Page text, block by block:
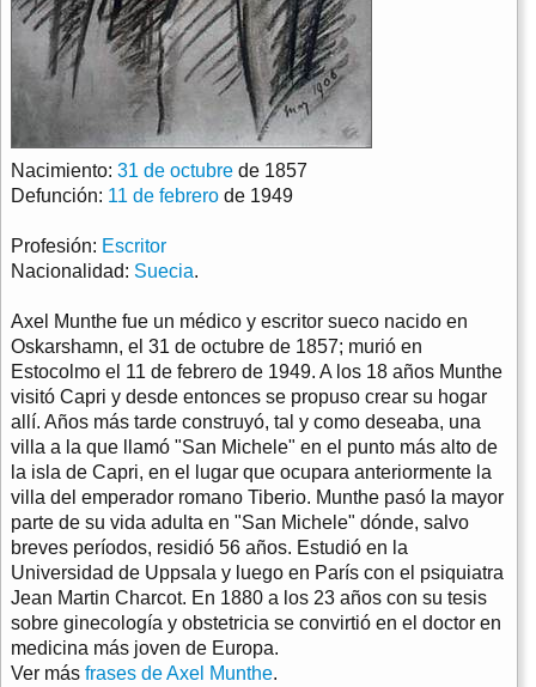
Nacimiento: 31 de octubre de 1857
Defunción: 11 de febrero de 1949
Profesión: Escritor
Nacionalidad: Suecia.
Axel Munthe fue un médico y escritor sueco nacido en
Oskarshamn, el 31 de octubre de 1857; murió en
Estocolmo el 11 de febrero de 1949. A los 18 años Munthe
visitó Capri y desde entonces se propuso crear su hogar
allí. Años más tarde construyó, tal y como deseaba, una
villa a la que llamó "San Michele" en el punto más alto de
la isla de Capri, en el lugar que ocupara anteriormente la
villa del emperador romano Tiberio. Munthe pasó la mayor
parte de su vida adulta en "San Michele" dónde, salvo
breves períodos, residió 56 años. Estudió en la
Universidad de Uppsala y luego en París con el psiquiatra
Jean Martin Charcot. En 1880 a los 23 años con su tesis
sobre ginecología y obstetricia se convirtió en el doctor en
medicina más joven de Europa.
Ver más frases de Axel Munthe.